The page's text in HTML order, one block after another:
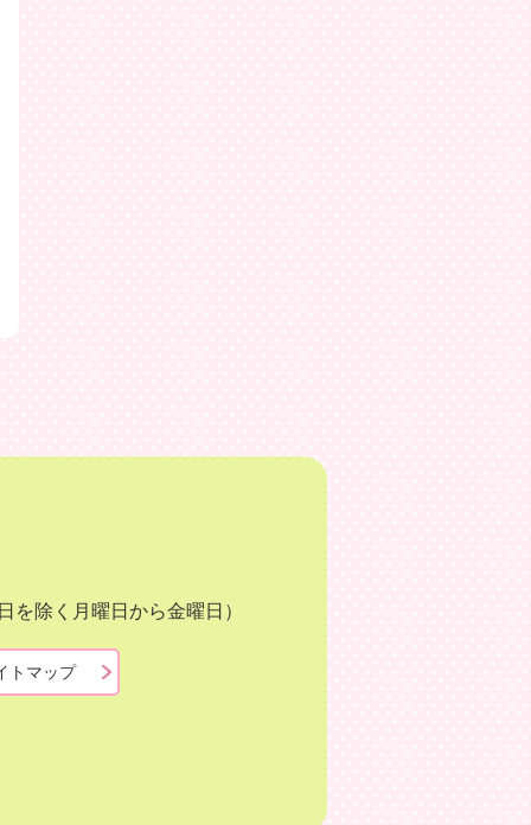
除く月曜日から金曜日）
トマップ